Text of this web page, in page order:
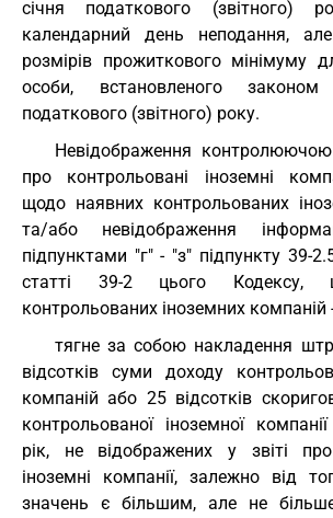
січня податкового (звітного)
календарний день неподання,
розмірів прожиткового мінімуму
особи, встановленого
податкового (звітного) року.
Невідображення
про контрольовані іноземні
щодо наявних контрольованих
та/або невідображення
підпунктами "г" - "з" підпункту 39-
статті 39-2 цього Кодексу,
контрольованих іноземних компаній
тягне за собою накладення
відсотків суми доходу
компаній або 25 відсотків
контрольованої іноземної
рік, не відображених у звіті
іноземні компанії, залежно від
значень є більшим, але не